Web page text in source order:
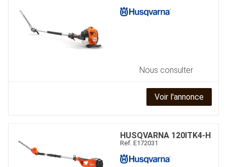
Nous consulter
Voir l'annonce
HUSQVARNA 120ITK4-H
Ref. E172031